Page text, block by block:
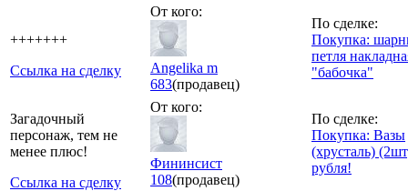
+++++++
Ссылка на сделку
От кого:
Angelika m
683(продавец)
По сделке:
Покупка:
петля
"бабочка"
Загадочный
персонаж, тем не
менее плюс!
Ссылка на сделку
От кого:
Фининсист
108(продавец)
По сделке:
Покупка: Вазы
(хрусталь)
рубля!